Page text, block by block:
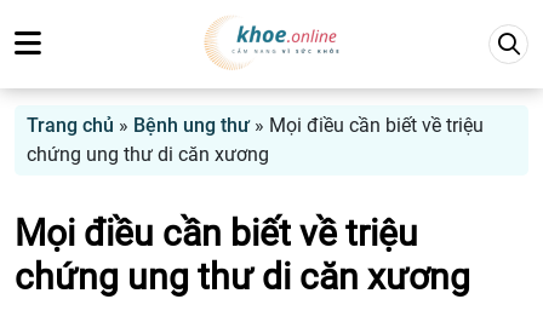
Trang chủ » Bệnh ung thư» Mọi điều cần biết về triệu
chứng ung thư di căn xương
Mọi điều cần biết về triệu
chứng ung thư di căn xương